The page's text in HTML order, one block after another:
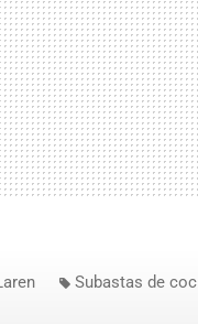
Subastas de